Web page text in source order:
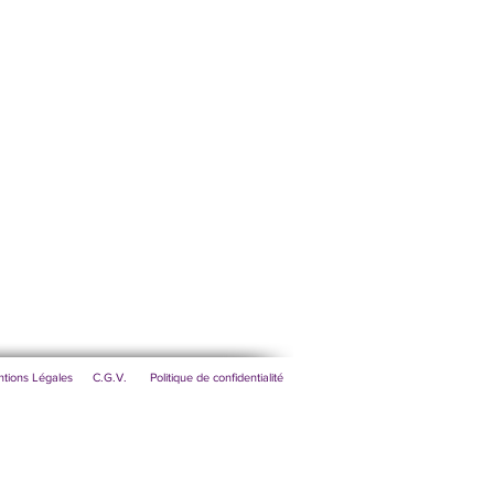
Légales C.G.V. Politique de confidentialité